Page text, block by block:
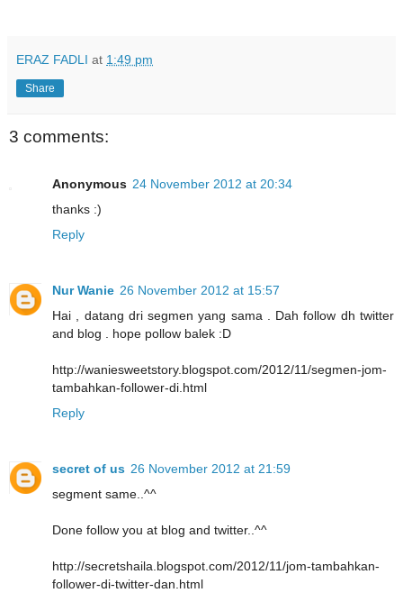
ERAZ FADLI at 1:49 pm
Share
3 comments:
Anonymous 24 November 2012 at 20:34
thanks :)
Reply
Nur Wanie 26 November 2012 at 15:57
Hai , datang dri segmen yang sama . Dah follow dh twitter
and blog . hope pollow balek :D
http://waniesweetstory.blogspot.com/2012/11/segmen-jom-
tambahkan-follower-di.html
Reply
secret of us 26 November 2012 at 21:59
segment same..^^
Done follow you at blog and twitter..^^
http://secretshaila.blogspot.com/2012/11/jom-tambahkan-
follower-di-twitter-dan.html